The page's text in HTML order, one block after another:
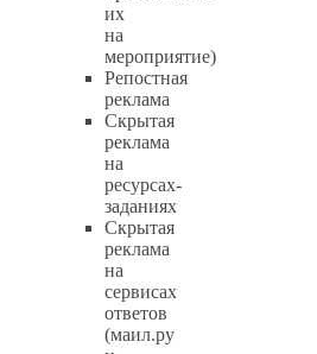
их
на
мероприятие)
Репостная
реклама
Скрытая
реклама
на
ресурсах-
заданиях
Скрытая
реклама
на
сервисах
ответов
(маил.ру